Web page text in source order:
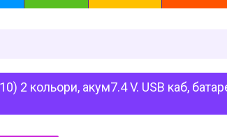
2 кольори, акум7.4 V. USB каб,